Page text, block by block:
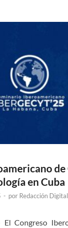
de
en Cuba
- por Redacción Digital
El Congreso